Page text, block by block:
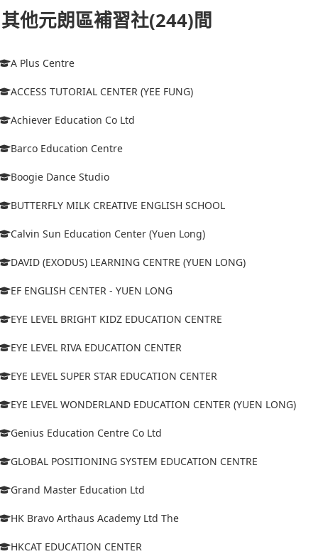
其他元朗區補習社(244)間
A Plus Centre
ACCESS TUTORIAL CENTER (YEE FUNG)
Achiever Education Co Ltd
Barco Education Centre
Boogie Dance Studio
BUTTERFLY MILK CREATIVE ENGLISH SCHOOL
Calvin Sun Education Center (Yuen Long)
DAVID (EXODUS) LEARNING CENTRE (YUEN LONG)
EF ENGLISH CENTER - YUEN LONG
EYE LEVEL BRIGHT KIDZ EDUCATION CENTRE
EYE LEVEL RIVA EDUCATION CENTER
EYE LEVEL SUPER STAR EDUCATION CENTER
EYE LEVEL WONDERLAND EDUCATION CENTER (YUEN LONG)
Genius Education Centre Co Ltd
GLOBAL POSITIONING SYSTEM EDUCATION CENTRE
Grand Master Education Ltd
HK Bravo Arthaus Academy Ltd The
HKCAT EDUCATION CENTER